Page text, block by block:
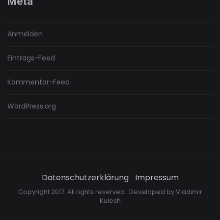
Anmelden
Eintrags-Feed
Kommentar-Feed
WordPress.org
Datenschutzerklärung Impressum
Copyright 2017. All rights reserved. Developed byVladimir
Kulesh